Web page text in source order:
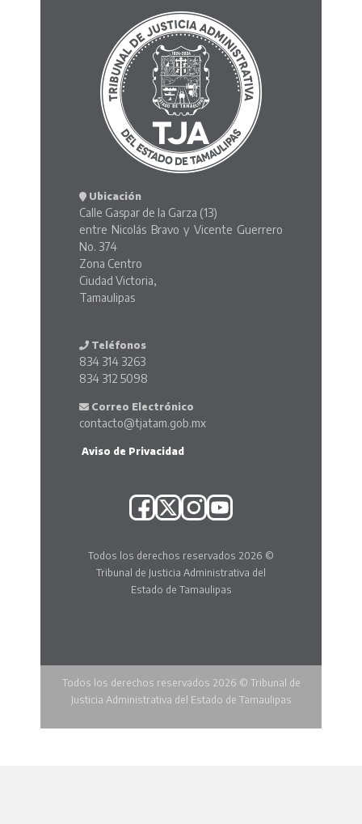
Ubicación
Calle Gaspar de la Garza (13)
entre Nicolás Bravo y Vicente Guerrero
No. 374
Zona Centro
Ciudad Victoria,
Tamaulipas
Teléfonos
834 314 3263
834 312 5098
Correo Electrónico
contacto@tjatam.gob.mx
Aviso de Privacidad
Todos los derechos reservados 2026 ©
Tribunal de Justicia Administrativa del
Estado de Tamaulipas
Todos los derechos reservados 2026 © Tribunal de
Justicia Administrativa del Estado de Tamaulipas